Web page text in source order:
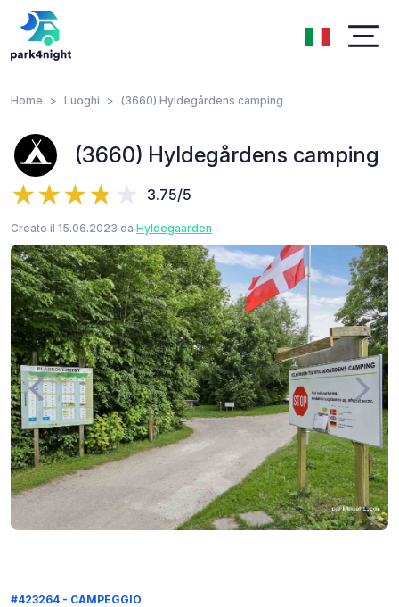
Home Luoghi (3660) Hyldegårdens camping
(3660) Hyldegårdens camping
3.75/5
Creato il 15.06.2023 da Hyldegaarden
#423264 - CAMPEGGIO